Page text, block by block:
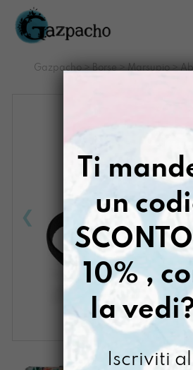
Salta
contenuto
Gazpacho> Borse > Marsupio>
Ti
un
10% ,
la
Iscriviti